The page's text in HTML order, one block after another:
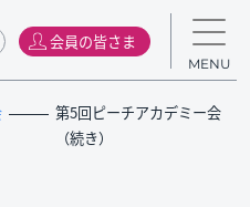
会員の皆さま
MENU
第5回ピーチアカデミー会
（続き）